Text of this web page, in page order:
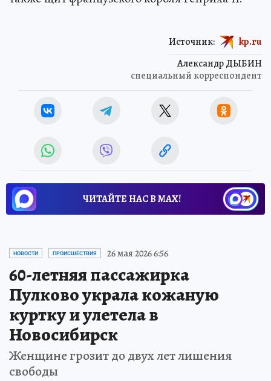
Александр ДЫБИН
специальный корреспондент
Источник: kp.ru
ЧИТАЙТЕ НАС В МАХ!
НОВОСТИ ПРОИСШЕСТВИЯ 26 мая 2026 6:56
60-летняя пассажирка
Пулково украла кожаную
куртку и улетела в
Новосибирск
Женщине грозит до двух лет лишения
свободы